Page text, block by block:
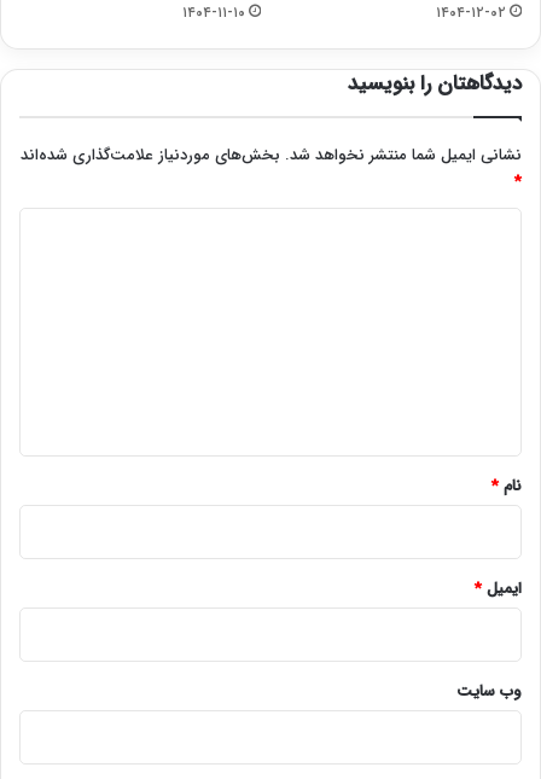
۱۴۰۴-۱۲-۰۲ ۱۴۰۴-۱۱-۱۰
دیدگاهتان را بنویسید
نشانی ایمیل شما منتشر نخواهد شد. بخش‌های موردنیاز علامت‌گذاری شده‌اند
*
نام*
ایمیل*
وب‌ سایت